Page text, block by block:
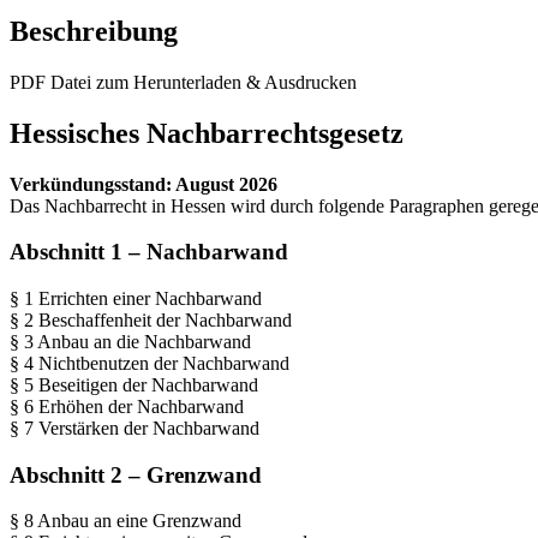
Beschreibung
PDF Datei zum Herunterladen & Ausdrucken
Hessisches Nachbarrechtsgesetz
Verkündungsstand: August 2026
Das Nachbarrecht in Hessen wird durch folgende Paragraphen
Abschnitt 1 – Nachbarwand
§ 1 Errichten einer Nachbarwand
§ 2 Beschaffenheit der Nachbarwand
§ 3 Anbau an die Nachbarwand
§ 4 Nichtbenutzen der Nachbarwand
§ 5 Beseitigen der Nachbarwand
§ 6 Erhöhen der Nachbarwand
§ 7 Verstärken der Nachbarwand
Abschnitt 2 – Grenzwand
§ 8 Anbau an eine Grenzwand